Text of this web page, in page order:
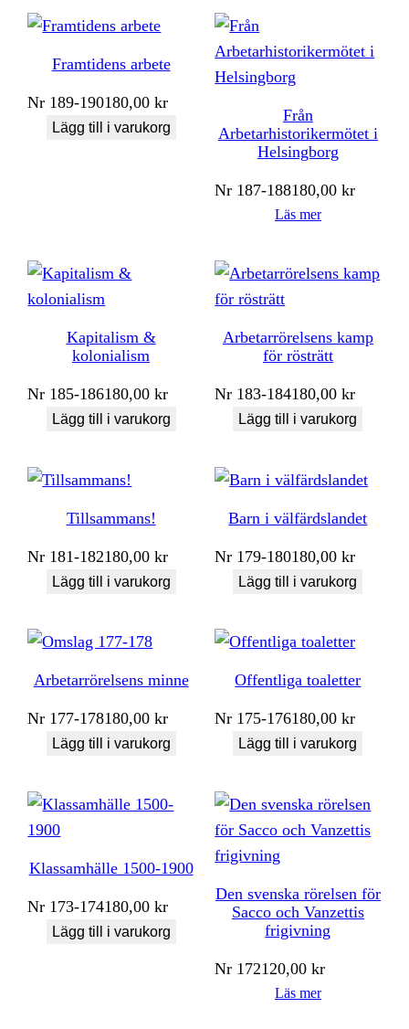
Framtidens arbete
Nr 189-190180,00kr
Lägg till i varukorg
Från
Arbetarhistorikermötet i
Helsingborg
Nr 187-188180,00kr
Läs mer
Kapitalism &
kolonialism
Nr 185-186180,00kr
Lägg till i varukorg
Arbetarrörelsens kamp
för rösträtt
Nr 183-184180,00kr
Lägg till i varukorg
Tillsammans!
Nr 181-182180,00kr
Lägg till i varukorg
Barn i välfärdslandet
Nr 179-180180,00kr
Lägg till i varukorg
Arbetarrörelsens minne
Nr 177-178180,00kr
Lägg till i varukorg
Offentliga toaletter
Nr 175-176180,00kr
Lägg till i varukorg
Klassamhälle 1500-1900
Nr 173-174180,00kr
Lägg till i varukorg
Den svenska rörelsen för
Sacco och Vanzettis
frigivning
Nr 172120,00kr
Läs mer